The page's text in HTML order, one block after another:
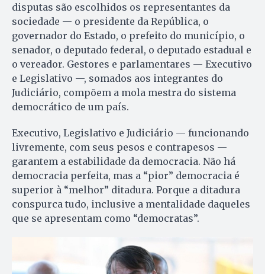
disputas são escolhidos os representantes da
sociedade — o presidente da República, o
governador do Estado, o prefeito do município, o
senador, o deputado federal, o deputado estadual e
o vereador. Gestores e parlamentares — Executivo
e Legislativo —, somados aos integrantes do
Judiciário, compõem a mola mestra do sistema
democrático de um país.
Executivo, Legislativo e Judiciário — funcionando
livremente, com seus pesos e contrapesos —
garantem a estabilidade da democracia. Não há
democracia perfeita, mas a “pior” democracia é
superior à “melhor” ditadura. Porque a ditadura
conspurca tudo, inclusive a mentalidade daqueles
que se apresentam como “democratas”.